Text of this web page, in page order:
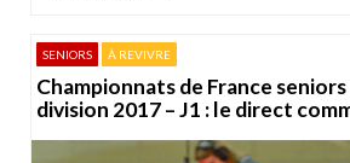
SENIORS À REVIVRE
Championnats de France
division 2017 – J1 : le direct